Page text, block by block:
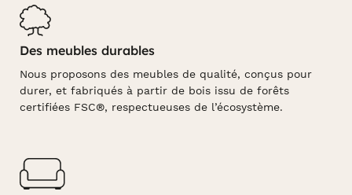
Des meubles durables
Nous proposons des meubles de qualité, conçus pour
durer, et fabriqués à partir de bois issu de forêts
certifiées FSC®, respectueuses de l’écosystème.